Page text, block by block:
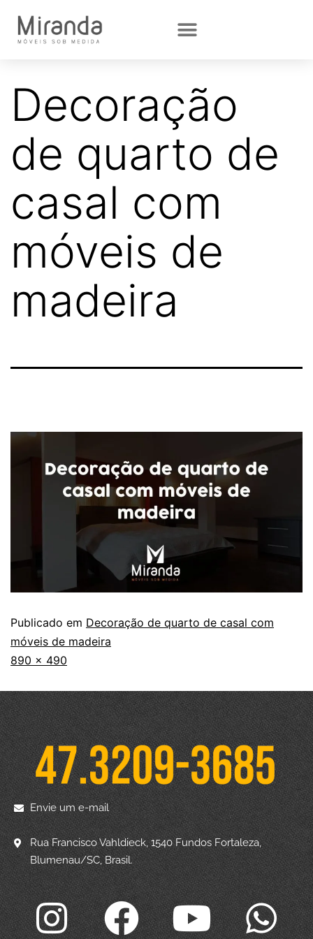
Decoração
de quarto de
casal com
móveis de
madeira
Publicado em Decoração de quarto de casal com
móveis de madeira
890 × 490
Envie um e-mail
Rua Francisco Vahldieck, 1540 Fundos Fortaleza,
Blumenau/SC, Brasil.